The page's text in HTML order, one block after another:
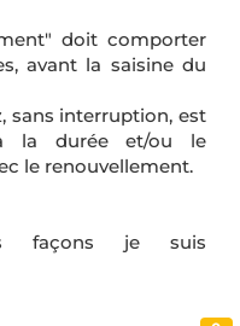
doit comporter
avant la saisine du
sans interruption, est
à la durée et/ou le
le renouvellement.
façons je suis